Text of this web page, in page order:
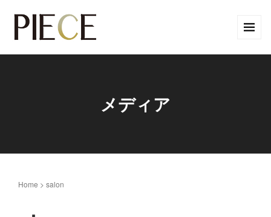
メディア
Home > salon